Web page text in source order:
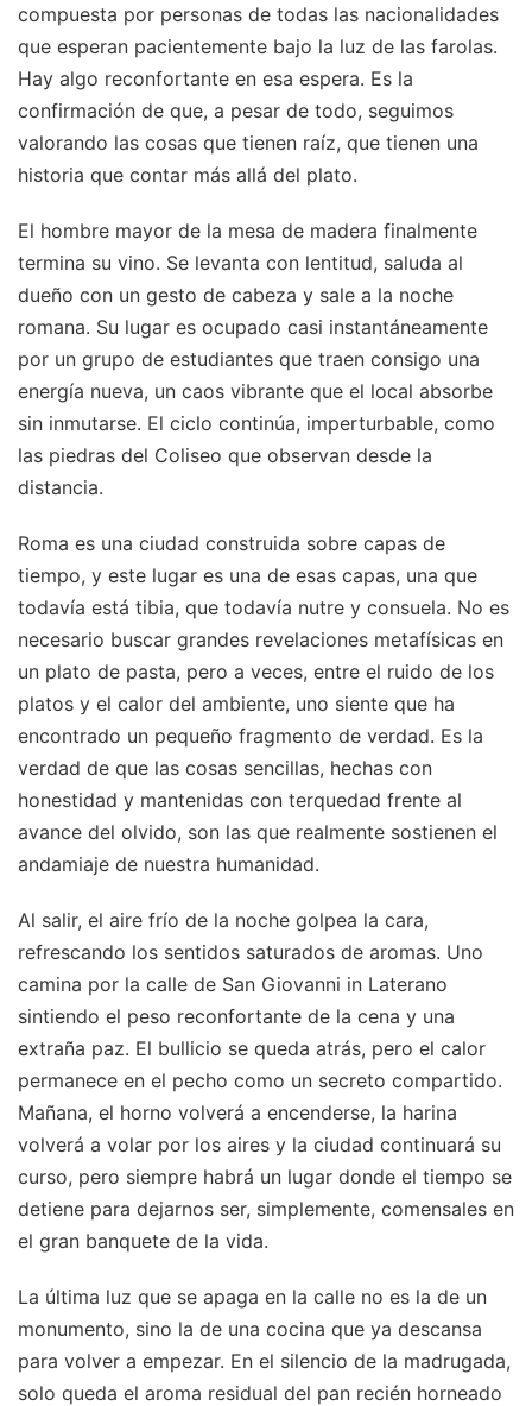
compuesta por personas de todas las nacionalidades
que esperan pacientemente bajo la luz de las farolas.
Hay algo reconfortante en esa espera. Es la
confirmación de que, a pesar de todo, seguimos
valorando las cosas que tienen raíz, que tienen una
historia que contar más allá del plato.
El hombre mayor de la mesa de madera finalmente
termina su vino. Se levanta con lentitud, saluda al
dueño con un gesto de cabeza y sale a la noche
romana. Su lugar es ocupado casi instantáneamente
por un grupo de estudiantes que traen consigo una
energía nueva, un caos vibrante que el local absorbe
sin inmutarse. El ciclo continúa, imperturbable, como
las piedras del Coliseo que observan desde la
distancia.
Roma es una ciudad construida sobre capas de
tiempo, y este lugar es una de esas capas, una que
todavía está tibia, que todavía nutre y consuela. No es
necesario buscar grandes revelaciones metafísicas en
un plato de pasta, pero a veces, entre el ruido de los
platos y el calor del ambiente, uno siente que ha
encontrado un pequeño fragmento de verdad. Es la
verdad de que las cosas sencillas, hechas con
honestidad y mantenidas con terquedad frente al
avance del olvido, son las que realmente sostienen el
andamiaje de nuestra humanidad.
Al salir, el aire frío de la noche golpea la cara,
refrescando los sentidos saturados de aromas. Uno
camina por la calle de San Giovanni in Laterano
sintiendo el peso reconfortante de la cena y una
extraña paz. El bullicio se queda atrás, pero el calor
permanece en el pecho como un secreto compartido.
Mañana, el horno volverá a encenderse, la harina
volverá a volar por los aires y la ciudad continuará su
curso, pero siempre habrá un lugar donde el tiempo se
detiene para dejarnos ser, simplemente, comensales en
el gran banquete de la vida.
La última luz que se apaga en la calle no es la de un
monumento, sino la de una cocina que ya descansa
para volver a empezar. En el silencio de la madrugada,
solo queda el aroma residual del pan recién horneado